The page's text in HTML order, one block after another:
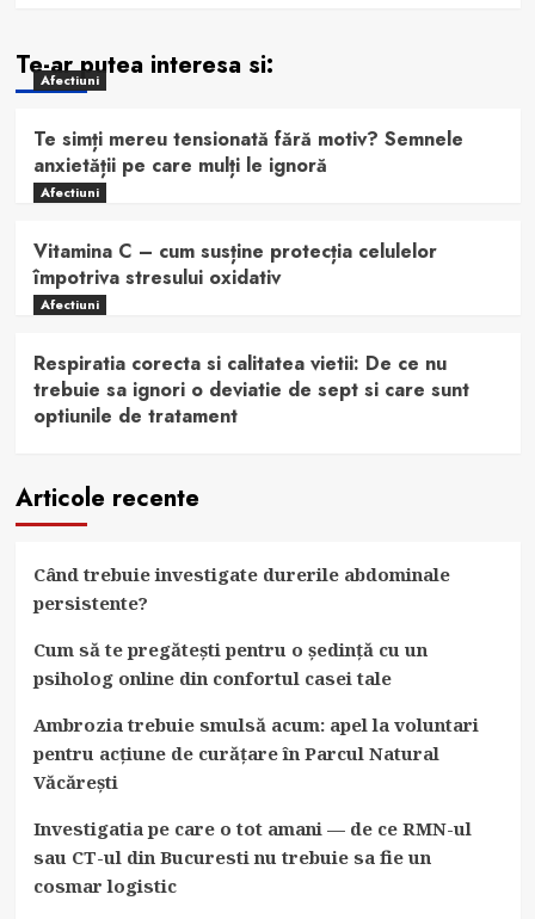
Te-ar putea interesa si:
Afectiuni
Te simți mereu tensionată fără motiv? Semnele
anxietății pe care mulți le ignoră
Afectiuni
Vitamina C – cum susține protecția celulelor
împotriva stresului oxidativ
Afectiuni
Respiratia corecta si calitatea vietii: De ce nu
trebuie sa ignori o deviatie de sept si care sunt
optiunile de tratament
Articole recente
Când trebuie investigate durerile abdominale
persistente?
Cum să te pregătești pentru o ședință cu un
psiholog online din confortul casei tale
Ambrozia trebuie smulsă acum: apel la voluntari
pentru acțiune de curățare în Parcul Natural
Văcărești
Investigatia pe care o tot amani — de ce RMN-ul
sau CT-ul din Bucuresti nu trebuie sa fie un
cosmar logistic